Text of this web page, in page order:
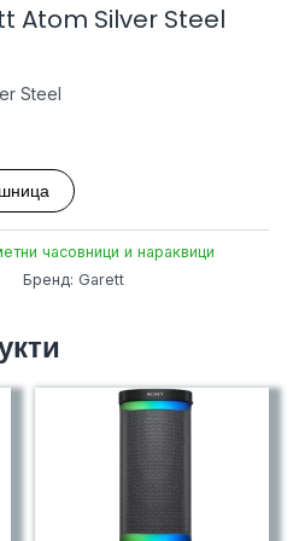
Atom Silver Steel
Steel
часовници и нараквици
Бренд: Garett